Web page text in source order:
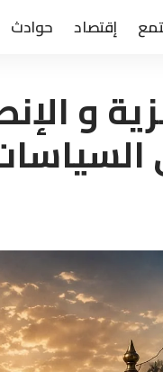
إقتصاد حوادث
و